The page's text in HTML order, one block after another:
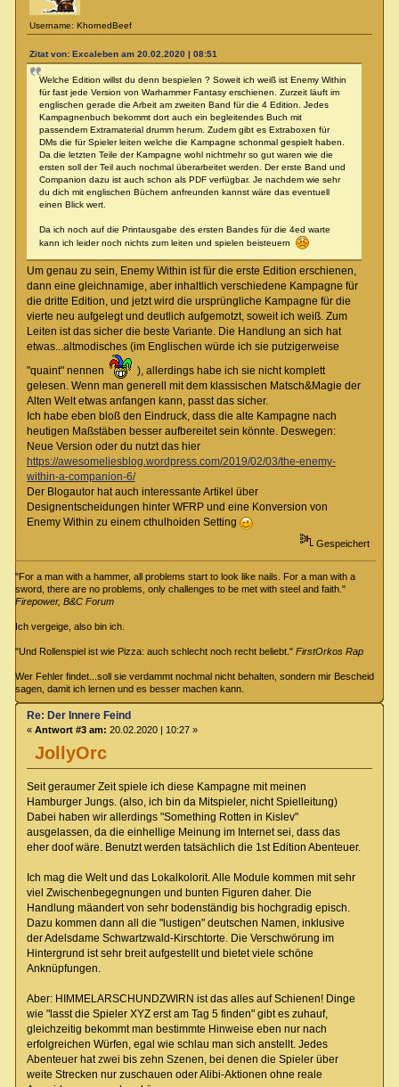
Username: KhornedBeef
Zitat von: Excaleben am 20.02.2020 | 08:51
Welche Edition willst du denn bespielen ? Soweit ich weiß ist Enemy Within
für fast jede Version von Warhammer Fantasy erschienen. Zurzeit läuft im
englischen gerade die Arbeit am zweiten Band für die 4 Edition. Jedes
Kampagnenbuch bekommt dort auch ein begleitendes Buch mit
passendem Extramaterial drumm herum. Zudem gibt es Extraboxen für
DMs die für Spieler leiten welche die Kampagne schonmal gespielt haben.
Da die letzten Teile der Kampagne wohl nichtmehr so gut waren wie die
ersten soll der Teil auch nochmal überarbeitet werden. Der erste Band und
Companion dazu ist auch schon als PDF verfügbar. Je nachdem wie sehr
du dich mit englischen Büchern anfreunden kannst wäre das eventuell
einen Blick wert.
Da ich noch auf die Printausgabe des ersten Bandes für die 4ed warte
kann ich leider noch nichts zum leiten und spielen beisteuern
Um genau zu sein, Enemy Within ist für die erste Edition erschienen,
dann eine gleichnamige, aber inhaltlich verschiedene Kampagne für
die dritte Edition, und jetzt wird die ursprüngliche Kampagne für die
vierte neu aufgelegt und deutlich aufgemotzt, soweit ich weiß. Zum
Leiten ist das sicher die beste Variante. Die Handlung an sich hat
etwas...altmodisches (im Englischen würde ich sie putzigerweise
"quaint" nennen
), allerdings habe ich sie nicht komplett
gelesen. Wenn man generell mit dem klassischen Matsch&Magie der
Alten Welt etwas anfangen kann, passt das sicher.
Ich habe eben bloß den Eindruck, dass die alte Kampagne nach
heutigen Maßstäben besser aufbereitet sein könnte. Deswegen:
Neue Version oder du nutzt das hier
https://awesomeliesblog.wordpress.com/2019/02/03/the-enemy-
within-a-companion-6/
Der Blogautor hat auch interessante Artikel über
Designentscheidungen hinter WFRP und eine Konversion von
Enemy Within zu einem cthulhoiden Setting
Gespeichert
"For a man with a hammer, all problems start to look like nails. For a man with a
sword, there are no problems, only challenges to be met with steel and faith."
Firepower, B&C Forum
Ich vergeige, also bin ich.
"Und Rollenspiel ist wie Pizza: auch schlecht noch recht beliebt."FirstOrkos Rap
Wer Fehler findet...soll sie verdammt nochmal nicht behalten, sondern mir Bescheid
sagen, damit ich lernen und es besser machen kann.
JollyOrc
Re: Der Innere Feind
« Antwort #3 am: 20.02.2020 | 10:27 »
Seit geraumer Zeit spiele ich diese Kampagne mit meinen
Hamburger Jungs. (also, ich bin da Mitspieler, nicht Spielleitung)
Dabei haben wir allerdings "Something Rotten in Kislev"
ausgelassen, da die einhellige Meinung im Internet sei, dass das
eher doof wäre. Benutzt werden tatsächlich die 1st Edition Abenteuer.
Ich mag die Welt und das Lokalkolorit. Alle Module kommen mit sehr
viel Zwischenbegegnungen und bunten Figuren daher. Die
Handlung mäandert von sehr bodenständig bis hochgradig episch.
Dazu kommen dann all die "lustigen" deutschen Namen, inklusive
der Adelsdame Schwartzwald-Kirschtorte. Die Verschwörung im
Hintergrund ist sehr breit aufgestellt und bietet viele schöne
Anknüpfungen.
Aber: HIMMELARSCHUNDZWIRN ist das alles auf Schienen! Dinge
wie "lasst die Spieler XYZ erst am Tag 5 finden" gibt es zuhauf,
gleichzeitig bekommt man bestimmte Hinweise eben nur nach
erfolgreichen Würfen, egal wie schlau man sich anstellt. Jedes
Abenteuer hat zwei bis zehn Szenen, bei denen die Spieler über
weite Strecken nur zuschauen oder Alibi-Aktionen ohne reale